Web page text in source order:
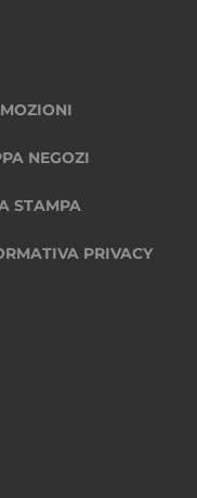
NEGOZI
STAMPA
PRIVACY